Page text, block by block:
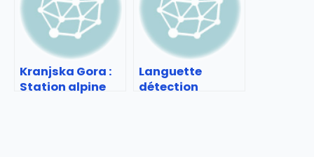
Kranjska Gora :
Station alpine
Languette
détection